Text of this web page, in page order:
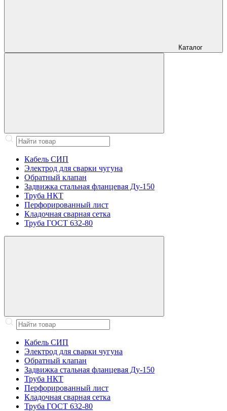
Каталог
Кабель СИП
Электрод для сварки чугуна
Обратный клапан
Задвижка стальная фланцевая Ду-150
Труба НКТ
Перфорированный лист
Кладочная сварная сетка
Труба ГОСТ 632-80
Кабель СИП
Электрод для сварки чугуна
Обратный клапан
Задвижка стальная фланцевая Ду-150
Труба НКТ
Перфорированный лист
Кладочная сварная сетка
Труба ГОСТ 632-80